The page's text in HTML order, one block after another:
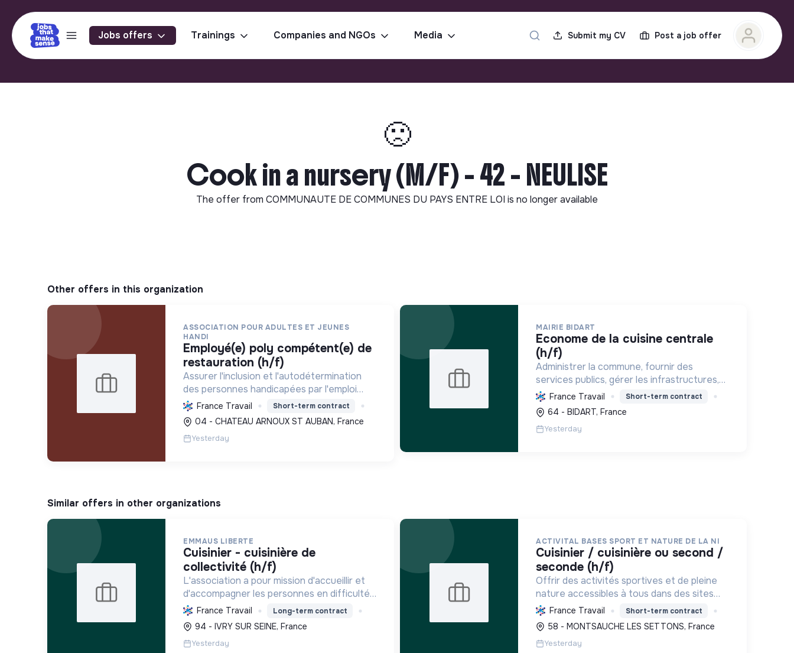
Jobs offers Trainings Companies and NGOs Media Submit my CV Post a job offer
🙁
Cook in a nursery (M/F) - 42 - NEULISE
The offer from COMMUNAUTE DE COMMUNES DU PAYS ENTRE LOI is no longer available
Other offers in this organization
ASSOCIATION POUR ADULTES ET JEUNES
HANDI
employé(e) poly compétent(e) de
restauration (h/f)
Assurer l'inclusion et l'autodétermination
des personnes handicapées par l'emploi
adapté en restauration collective, tout en
répondant aux besoins locaux et en
cultivant la solidarité.
France Travail Short-term contract
04 - CHATEAU ARNOUX ST AUBAN, France
Yesterday
MAIRIE BIDART
econome de la cuisine centrale
(h/f)
Administrer la commune, fournir des
services publics, gérer les infrastructures,
promouvoir le tourisme, et mettre en
œuvre des politiques pour une transition
écologique et sociale durable.
France Travail Short-term contract
64 - BIDART, France
Yesterday
Similar offers in other organizations
EMMAUS LIBERTE
cuisinier - cuisinière de
collectivité (h/f)
L'association a pour mission d'accueillir et
d'accompagner les personnes en difficulté,
en leur offrant hébergement et soutien.
Elle promeut la réinsertion sociale par le
travail solidaire et l'économ...
France Travail Long-term contract
94 - IVRY SUR SEINE, France
Yesterday
ACTIVITAL BASES SPORT ET NATURE DE LA NI
cuisinier / cuisinière ou second /
seconde (h/f)
Offrir des activités sportives et de pleine
nature accessibles à tous dans des sites
préservés, avec hébergement et
restauration locale, en promouvant le
développement durable et le respect de
l'envir...
France Travail Short-term contract
58 - MONTSAUCHE LES SETTONS, France
Yesterday